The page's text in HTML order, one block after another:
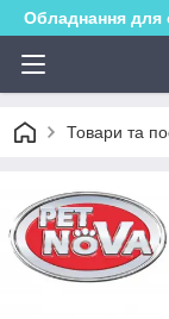
Обладнання для
Товари та